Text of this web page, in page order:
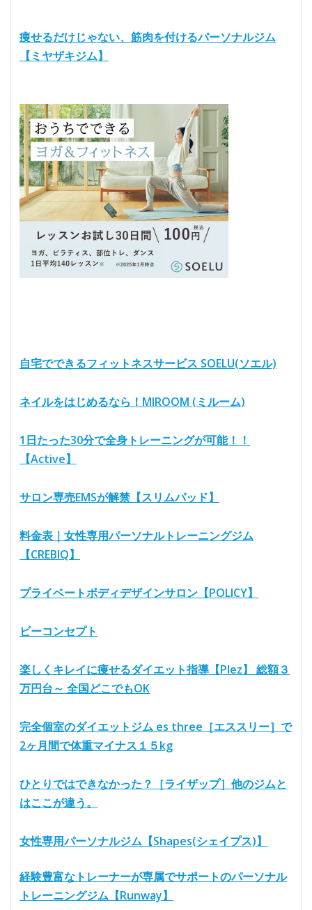
痩せるだけじゃない、筋肉を付けるパーソナルジム
【ミヤザキジム】
自宅でできるフィットネスサービス SOELU(ソエル)
ネイルをはじめるなら！MIROOM (ミルーム)
1日たった30分で全身トレーニングが可能！！
【Active】
サロン専売EMSが解禁【スリムパッド】
料金表｜女性専用パーソナルトレーニングジム
【CREBIQ】
プライベートボディデザインサロン【POLICY】
ビーコンセプト
楽しくキレイに痩せるダイエット指導【Plez】 総額３
万円台～ 全国どこでもOK
完全個室のダイエットジム es three［エススリー］で
2ヶ月間で体重マイナス１５kg
ひとりではできなかった？［ライザップ］他のジムと
はここが違う。
女性専用パーソナルジム【Shapes(シェイプス)】
経験豊富なトレーナーが専属でサポートのパーソナル
トレーニングジム【Runway】